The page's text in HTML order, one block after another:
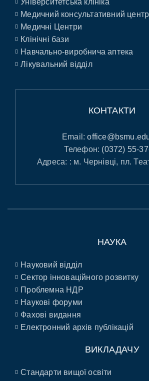
Університетська клініка
Медичний консультативний центр
Медичні Центри
Клінічні бази
Навчально-виробнича аптека
Лікувальний відділ
КОНТАКТИ
Email:
Телефон: (0372) 55-
Адреса: : м. Чернівці, пл.
НАУКА
Науковий відділ
Сектор інноваційного розвитку
Проблемна НДР
Наукові форуми
Фахові видання
Електронний архів публікацій
ВИКЛАДАЧУ
Стандарти вищої освіти